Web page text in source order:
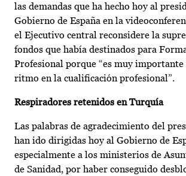
las demandas que ha hecho hoy al
Gobierno de España en la
el Ejecutivo central reconsidere la
fondos que había destinados para
Profesional porque “es muy
ritmo en la cualificación profesional”.
Respiradores retenidos en Turquía
Las palabras de agradecimiento del
han ido dirigidas hoy al Gobierno de
especialmente a los ministerios de
de Sanidad, por haber conseguido